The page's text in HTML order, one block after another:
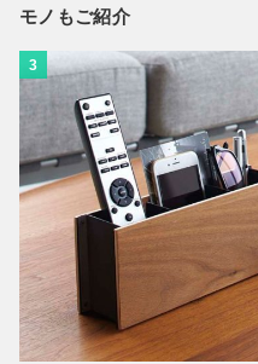
モノもご紹介
3